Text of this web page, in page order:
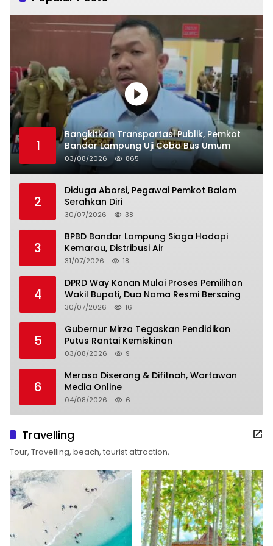
1
Bangkitkan Transportasi Publik, Pemkot
Bandar Lampung Uji Coba Bus Umum
03/08/2026 865
2
Diduga Aborsi, Pegawai Pemkot Balam
Serahkan Diri
30/07/2026 38
3
BPBD Bandar Lampung Siaga Hadapi
Kemarau, Distribusi Air
31/07/2026 18
4
DPRD Way Kanan Mulai Proses Pemilihan
Wakil Bupati, Dua Nama Resmi Bersaing
30/07/2026 16
5
Gubernur Mirza Tegaskan Pendidikan
Putus Rantai Kemiskinan
03/08/2026 9
6
Merasa Diserang & Difitnah, Wartawan
Media Online
04/08/2026 6
Travelling
Tour, Travelling, beach, tourist attraction,